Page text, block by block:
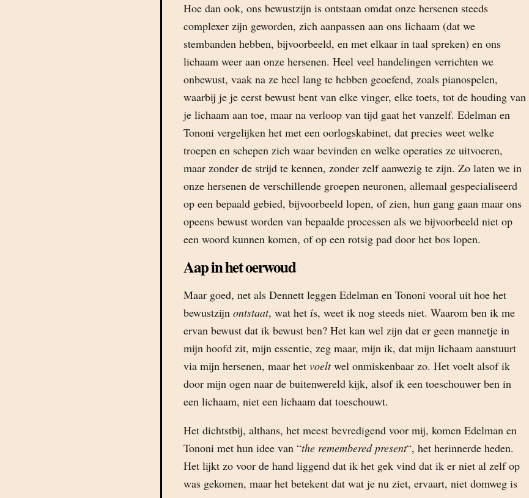
Hoe dan ook, ons bewustzijn is ontstaan omdat onze hersenen steeds
complexer zijn geworden, zich aanpassen aan ons lichaam (dat we
stembanden hebben, bijvoorbeeld, en met elkaar in taal spreken) en ons
lichaam weer aan onze hersenen. Heel veel handelingen verrichten we
onbewust, vaak na ze heel lang te hebben geoefend, zoals pianospelen,
waarbij je je eerst bewust bent van elke vinger, elke toets, tot de houding van
je lichaam aan toe, maar na verloop van tijd gaat het vanzelf. Edelman en
Tononi vergelijken het met een oorlogskabinet, dat precies weet welke
troepen en schepen zich waar bevinden en welke operaties ze uitvoeren,
maar zonder de strijd te kennen, zonder zelf aanwezig te zijn. Zo laten we in
onze hersenen de verschillende groepen neuronen, allemaal gespecialiseerd
op een bepaald gebied, bijvoorbeeld lopen, of zien, hun gang gaan maar ons
opeens bewust worden van bepaalde processen als we bijvoorbeeld niet op
een woord kunnen komen, of op een rotsig pad door het bos lopen.
Aap in het oerwoud
Maar goed, net als Dennett leggen Edelman en Tononi vooral uit hoe het
bewustzijn ontstaat, wat het ís, weet ik nog steeds niet. Waarom ben ik me
ervan bewust dat ik bewust ben? Het kan wel zijn dat er geen mannetje in
mijn hoofd zit, mijn essentie, zeg maar, mijn ik, dat mijn lichaam aanstuurt
via mijn hersenen, maar het voeltwel onmiskenbaar zo. Het voelt alsof ik
door mijn ogen naar de buitenwereld kijk, alsof ik een toeschouwer ben in
een lichaam, niet een lichaam dat toeschouwt.
Het dichtstbij, althans, het meest bevredigend voor mij, komen Edelman en
Tononi met hun idee van “the remembered present“, het herinnerde heden.
Het lijkt zo voor de hand liggend dat ik het gek vind dat ik er niet al zelf op
was gekomen, maar het betekent dat wat je nu ziet, ervaart, niet domweg is